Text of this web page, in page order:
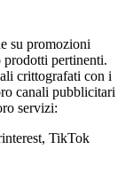
su promozioni
prodotti pertinenti.
crittografati con i
canali pubblicitari
servizi:
TikTok